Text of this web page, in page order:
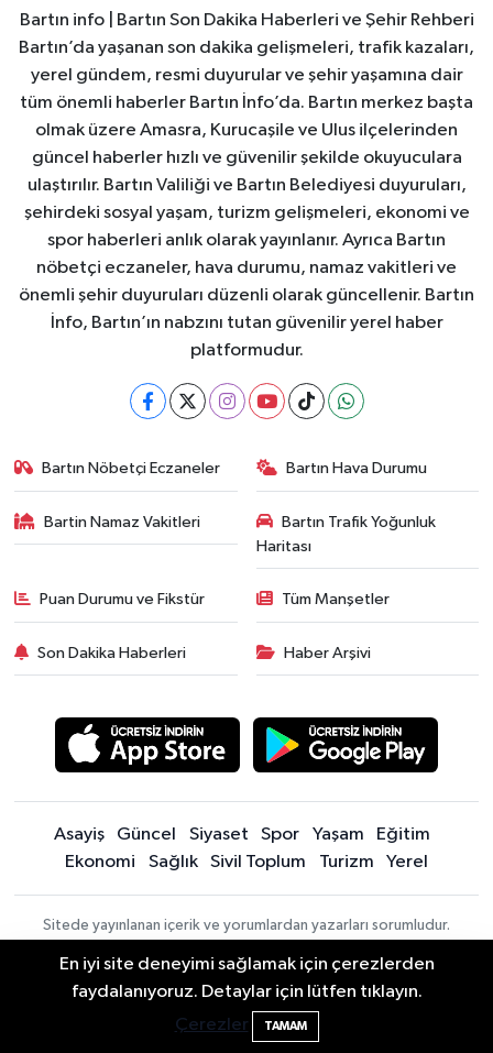
Bartın info | Bartın Son Dakika Haberleri ve Şehir Rehberi
Bartın’da yaşanan son dakika gelişmeleri, trafik kazaları,
yerel gündem, resmi duyurular ve şehir yaşamına dair
tüm önemli haberler Bartın İnfo’da. Bartın merkez başta
olmak üzere Amasra, Kurucaşile ve Ulus ilçelerinden
güncel haberler hızlı ve güvenilir şekilde okuyuculara
ulaştırılır. Bartın Valiliği ve Bartın Belediyesi duyuruları,
şehirdeki sosyal yaşam, turizm gelişmeleri, ekonomi ve
spor haberleri anlık olarak yayınlanır. Ayrıca Bartın
nöbetçi eczaneler, hava durumu, namaz vakitleri ve
önemli şehir duyuruları düzenli olarak güncellenir. Bartın
İnfo, Bartın’ın nabzını tutan güvenilir yerel haber
platformudur.
Bartın Nöbetçi Eczaneler Bartın Hava Durumu
Bartin Namaz Vakitleri
Bartın Trafik Yoğunluk
Haritası
Puan Durumu ve Fikstür Tüm Manşetler
Son Dakika Haberleri Haber Arşivi
Asayiş Güncel Siyaset Spor Yaşam
Eğitim
Ekonomi
Sağlık Sivil Toplum Turizm Yerel
Sitede yayınlanan içerik ve yorumlardan yazarları sorumludur.
Bartın İnfo sorumlu tutulamaz. Sitedeki tüm harici linkler ayrı bir
sayfada açılır. Sitemizde yayınlanan haber, köşe yazıları ve
fotoğraflar izin alınmaksızın kaynak gösterilse dahi, herhangi bir
ortamda kullanılamaz ve yayınlanamaz
En iyi site deneyimi sağlamak için çerezlerden
faydalanıyoruz. Detaylar için lütfen tıklayın.
Çerezler
TAMAM
Bartın'da Şafak Operasyonu: 5 Gözaltı, 4
Şüpheli Aranıyor